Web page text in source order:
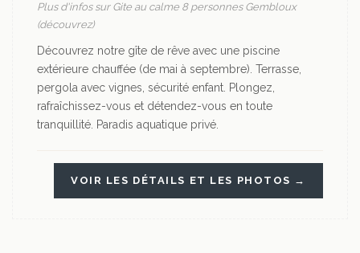
Plus d'infos sur Gite au calme 8 personnes Gembloux
(découvrez)
Découvrez notre gîte de rêve avec une piscine
extérieure chauffée (de mai à septembre). Terrasse,
pergola avec vignes, sécurité enfant. Plongez,
rafraîchissez-vous et détendez-vous en toute
tranquillité. Paradis aquatique privé.
VOIR LES DÉTAILS ET LES PHOTOS →